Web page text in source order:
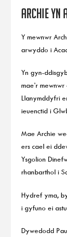
Archie yn
Y mewnwr
arwyddo i
Yn gyn-
mae’r
Llanymddyfri
ieuenctid i
Mae Archie
ers cael ei
Ysgolion
rhanbarthol i
Hydref yma,
i gyfuno ei
Dywedodd